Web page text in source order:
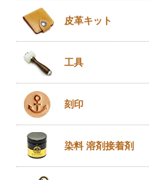
皮革キット
工具
刻印
染料 溶剤接着剤